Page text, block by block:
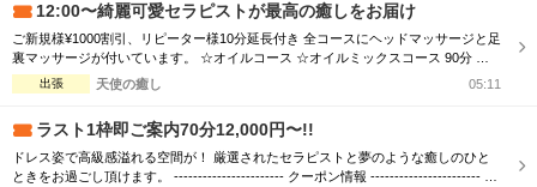
12:00〜綺麗可愛セラピストが最高の癒しをお届け
ご新規様¥1000割引、リピーター様10分延長付き 全コースにヘッドマッサージと足
裏マッサージが付いています。 ☆オイルコース ☆オイルミックスコース 90分 ￥1
3,000→¥12,000 120分 ￥16,000→¥15,000 150分 ￥20,000→¥19,000 180分 ￥24,00
出張 天使の癒し 05:11
ラスト1枠即ご案内70分12,000円〜!!
ドレス姿で高級感溢れる空間が！ 厳選されたセラピストと夢のような癒しのひと
ときをお過ごし頂けます。 ----------------------- クーポン情報 ----------------------- グ